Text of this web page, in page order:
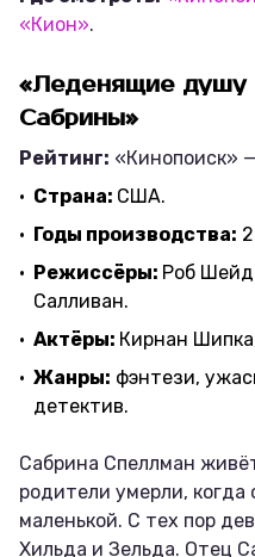
«Кион».
«Леденящие душу
Сабрины»
Рейтинг: «Кинопоиск»
Страна: США.
Годы производства:
Режиссёры: Роб
Салливан.
Актёры: Кирнан
Жанры: фэнтези,
детектив.
Сабрина Спеллман
родители умерли,
маленькой. С тех пор
Хильда и Зельда. Отец